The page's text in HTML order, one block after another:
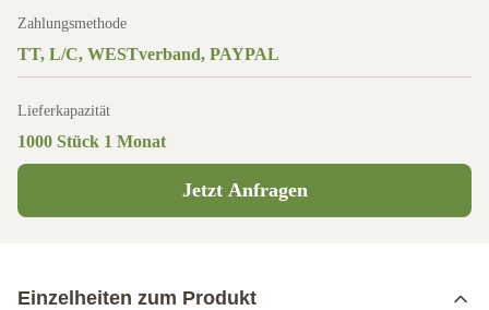
Zahlungsmethode
TT, L/C, WESTverband, PAYPAL
Lieferkapazität
1000 Stück 1 Monat
Jetzt Anfragen
Einzelheiten zum Produkt